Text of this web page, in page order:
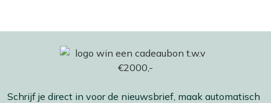
Schrijf je direct in voor de nieuwsbrief, maak automatisch